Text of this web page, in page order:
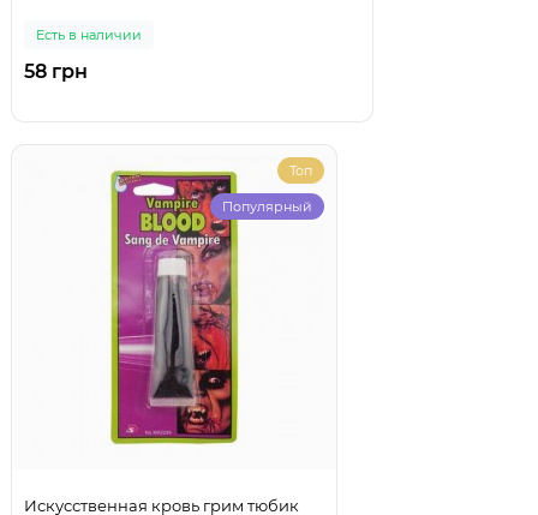
Есть в наличии
58 грн
Топ
Популярный
Искусственная кровь грим тюбик